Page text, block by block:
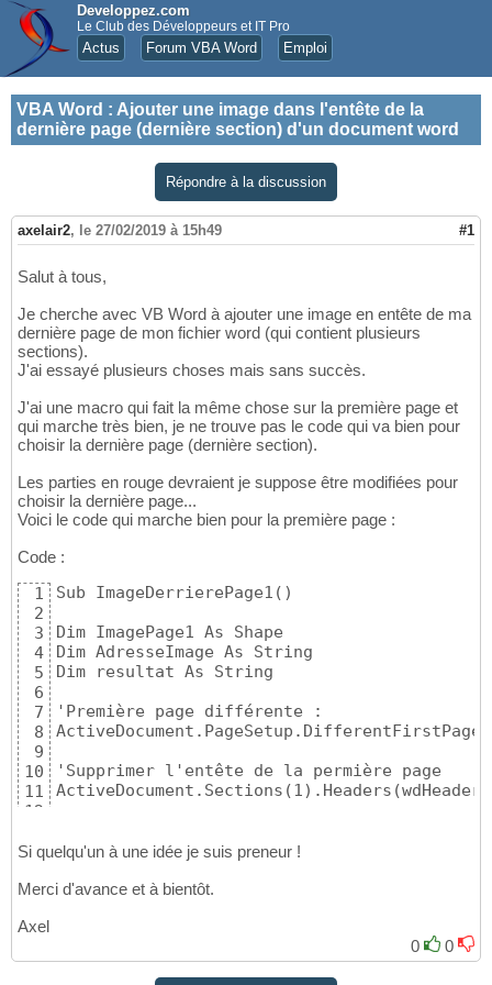
Developpez.com
Le Club des Développeurs et IT Pro
Actus Forum VBA Word Emploi
VBA Word : Ajouter une image dans l'entête de la
dernière page (dernière section) d'un document word
Répondre à la discussion
axelair2, le 27/02/2019 à 15h49 #1
Salut à tous,
Je cherche avec VB Word à ajouter une image en entête de ma
dernière page de mon fichier word (qui contient plusieurs
sections).
J'ai essayé plusieurs choses mais sans succès.
J'ai une macro qui fait la même chose sur la première page et
qui marche très bien, je ne trouve pas le code qui va bien pour
choisir la dernière page (dernière section).
Les parties en rouge devraient je suppose être modifiées pour
choisir la dernière page...
Voici le code qui marche bien pour la première page :
Code :
1
2
3
4
5
6
7
8
9
10
11
12
14
16
18
Sub ImageDerrierePage1()
Dim ImagePage1 As Shape
Dim AdresseImage As String
Dim resultat As String
'Première page différente :
'Supprimer l'entête de la permière page
Set ImagePage1 =
Si quelqu'un à une idée je suis preneur !
Merci d'avance et à bientôt.
Axel
0
0